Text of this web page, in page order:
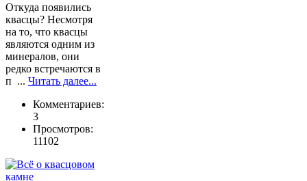
Откуда появились
квасцы? Несмотря
на то, что квасцы
являются одним из
минералов, они
редко встречаются в
п ... Читать далее...
Комментариев:
3
Просмотров:
11102